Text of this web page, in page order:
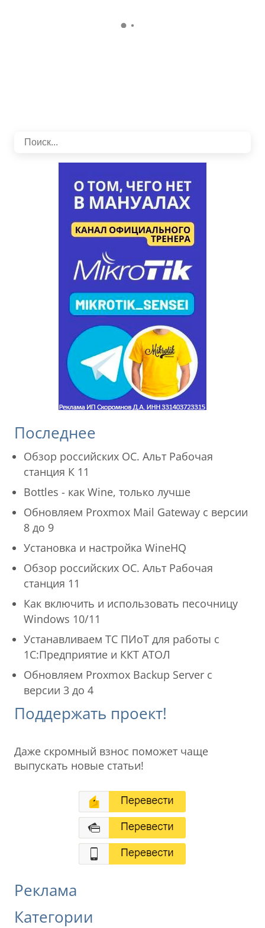
Последнее
Обзор российских ОС. Альт Рабочая
станция К 11
Bottles - как Wine, только лучше
Обновляем Proxmox Mail Gateway с версии
8 до 9
Установка и настройка WineHQ
Обзор российских ОС. Альт Рабочая
станция 11
Как включить и использовать песочницу
Windows 10/11
Устанавливаем ТС ПИоТ для работы с
1С:Предприятие и ККТ АТОЛ
Обновляем Proxmox Backup Server с
версии 3 до 4
Поддержать проект!
Даже скромный взнос поможет чаще
выпускать новые статьи!
Реклама
Категории